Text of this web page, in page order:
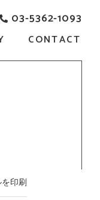
03-5362-1093
CONTACT
印刷